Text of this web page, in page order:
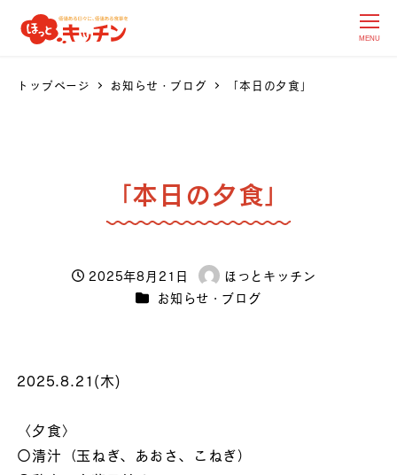
MENU
トップページ お知らせ・ブログ 「本日の夕食」
「本日の夕食」
投稿日
2025年8月21日
著
者
ほっとキッチン
カテゴリー
お知らせ・ブログ
2025.8.21(木)
〈夕食〉
〇清汁（玉ねぎ、あおさ、こねぎ）